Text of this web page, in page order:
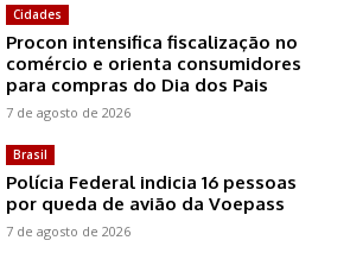
Cidades
Procon intensifica fiscalização no
comércio e orienta consumidores
para compras do Dia dos Pais
7 de agosto de 2026
Brasil
Polícia Federal indicia 16 pessoas
por queda de avião da Voepass
7 de agosto de 2026